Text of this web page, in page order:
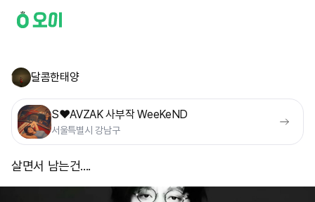
달콤한태양
S❤️AVZAK 사부작 WeeKeND
서울특별시 강남구
살면서 남는건....